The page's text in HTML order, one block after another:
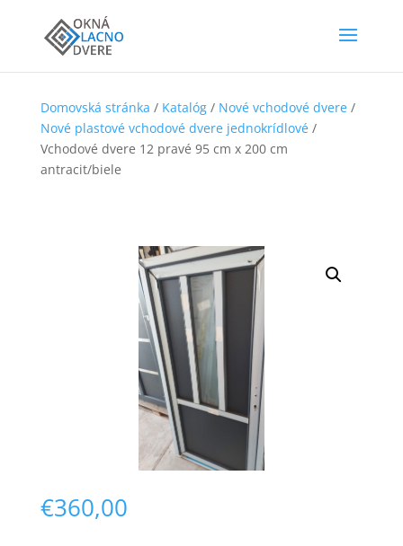
Domovská stránka / Katalóg/ Nové vchodové dvere/
Nové plastové vchodové dvere jednokrídlové/
Vchodové dvere 12 pravé 95 cm x 200 cm
antracit/biele
€360,00